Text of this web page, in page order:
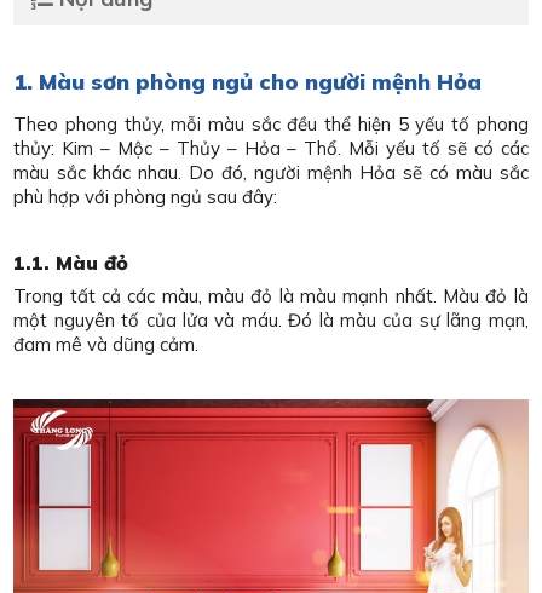
1. Màu sơn phòng ngủ cho người mệnh Hỏa
Theo phong thủy, mỗi màu sắc đều thể hiện 5 yếu tố phong
thủy: Kim – Mộc – Thủy – Hỏa – Thổ. Mỗi yếu tố sẽ có các
màu sắc khác nhau. Do đó, người mệnh Hỏa sẽ có màu sắc
phù hợp với phòng ngủ sau đây:
1.1. Màu đỏ
Trong tất cả các màu, màu đỏ là màu mạnh nhất. Màu đỏ là
một nguyên tố của lửa và máu. Đó là màu của sự lãng mạn,
đam mê và dũng cảm.